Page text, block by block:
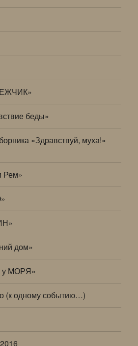
беды»
«Здравствуй, муха!»
Рем»
дом»
у МОРЯ»
(к одному событию…)